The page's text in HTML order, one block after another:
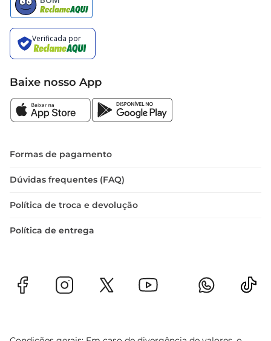
Baixe nosso App
Formas de pagamento
Dúvidas frequentes (FAQ)
Política de troca e devolução
Política de entrega